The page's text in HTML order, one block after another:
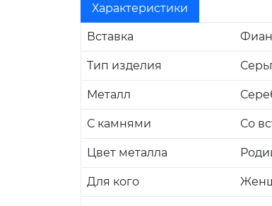
Характеристики
Вставка
Тип изделия
Металл
С камнями Со
Цвет металла
Для кого